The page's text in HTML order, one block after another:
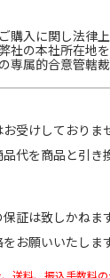
購入に関し法律
社の本社所在地
専属的合意管轄裁
受けしておりま
代を商品と引き
証は致しかねま
お願いいたします